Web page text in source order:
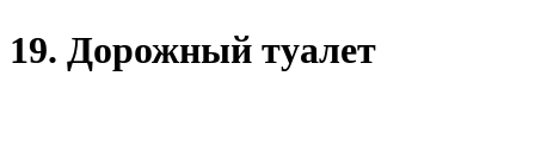
19. Дорожный туалет